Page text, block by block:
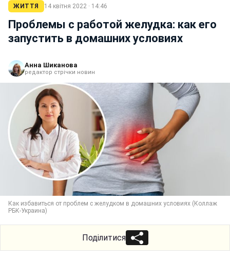
ЖИТТЯ 14 квітня 2022 · 14:46
Проблемы с работой желудка: как его
запустить в домашних условиях
Анна Шиканова
редактор стрічки новин
Как избавиться от проблем с желудком в домашних условиях (Коллаж
РБК-Украина)
Поділитися